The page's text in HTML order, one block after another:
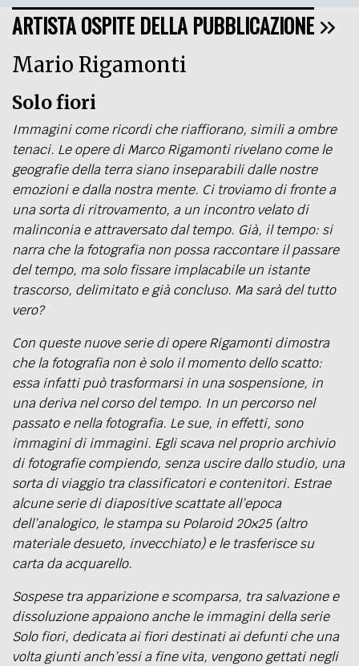
ARTISTA OSPITE DELLA PUBBLICAZIONE
Mario Rigamonti
Solo fiori
Immagini come ricordi che riaffiorano, simili a ombre
tenaci. Le opere di Marco Rigamonti rivelano come le
geografie della terra siano inseparabili dalle nostre
emozioni e dalla nostra mente. Ci troviamo di fronte a
una sorta di ritrovamento, a un incontro velato di
malinconia e attraversato dal tempo. Già, il tempo: si
narra che la fotografia non possa raccontare il passare
del tempo, ma solo fissare implacabile un istante
trascorso, delimitato e già concluso. Ma sarà del tutto
vero?
Con queste nuove serie di opere Rigamonti dimostra
che la fotografia non è solo il momento dello scatto:
essa infatti può trasformarsi in una sospensione, in
una deriva nel corso del tempo. In un percorso nel
passato e nella fotografia. Le sue, in effetti, sono
immagini di immagini. Egli scava nel proprio archivio
di fotografie compiendo, senza uscire dallo studio, una
sorta di viaggio tra classificatori e contenitori. Estrae
alcune serie di diapositive scattate all’epoca
dell’analogico, le stampa su Polaroid 20x25 (altro
materiale desueto, invecchiato) e le trasferisce su
carta da acquarello.
Sospese tra apparizione e scomparsa, tra salvazione e
dissoluzione appaiono anche le immagini della serie
Solo fiori, dedicata ai fiori destinati ai defunti che una
volta giunti anch’essi a fine vita, vengono gettati negli